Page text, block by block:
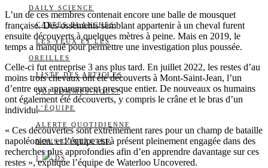
DAILY SCIENCE
CARTES BLANCHES
LES YEUX ET LES
OREILLES
LISTE DES ARTICLES
QUI SOMMES-NOUS?
L’ÉQUIPE
ALERTE QUOTIDIENNE
NOUS CONTACTER
I DS
L’un de ces membres contenait encore une balle de mousquet
française. Des ossements semblant appartenir à un cheval furent
ensuite découverts à quelques mètres à peine. Mais en 2019, le
temps a manqué pour permettre une investigation plus poussée.
Celle-ci fut entreprise 3 ans plus tard. En juillet 2022, les restes d’au
moins trois chevaux ont été découverts à Mont-Saint-Jean, l’un
d’entre eux apparemment presque entier. De nouveaux os humains
ont également été découverts, y compris le crâne et le bras d’un
individu.
« Ces découvertes sont extrêmement rares pour un champ de bataille
napoléonien, et l’équipe est à présent pleinement engagée dans des
recherches plus approfondies afin d’en apprendre davantage sur ces
restes », explique l’équipe de Waterloo Uncovered.